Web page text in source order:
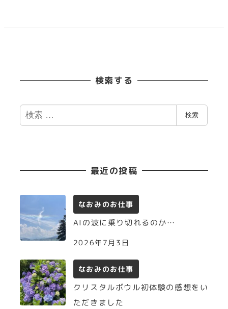
検索する
検
索
検索
最近の投稿
なおみのお仕事
AIの波に乗り切れるのか…
2026年7月3日
なおみのお仕事
クリスタルボウル初体験の感想をい
ただきました